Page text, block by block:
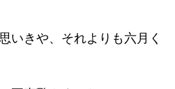
いきや、それよりも六月く